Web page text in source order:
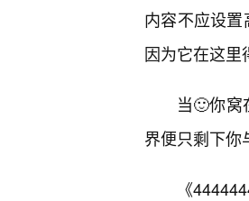
内容不应设
因为它在这里
当🙂你
界便只剩下你
《